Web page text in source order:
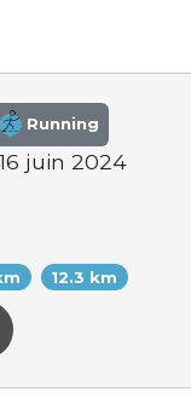
Running
juin 2024
12.3 km